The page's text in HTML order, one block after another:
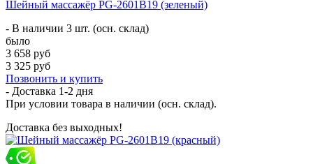
Шейный массажёр PG-2601B19 (зеленый)
- В наличии 3 шт. (осн. склад)
было
3 658 руб
3 325 руб
Позвонить и купить
- Доставка 1-2 дня
При условии товара в наличии (осн. склад).
Доставка без выходных!